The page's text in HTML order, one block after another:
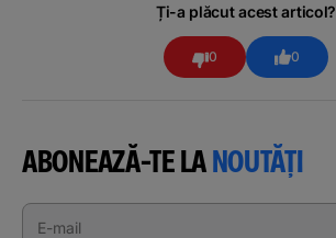
Ți-a plăcut acest articol?
0 0
ABONEAZĂ-TE LANOUTĂȚI
E-mail